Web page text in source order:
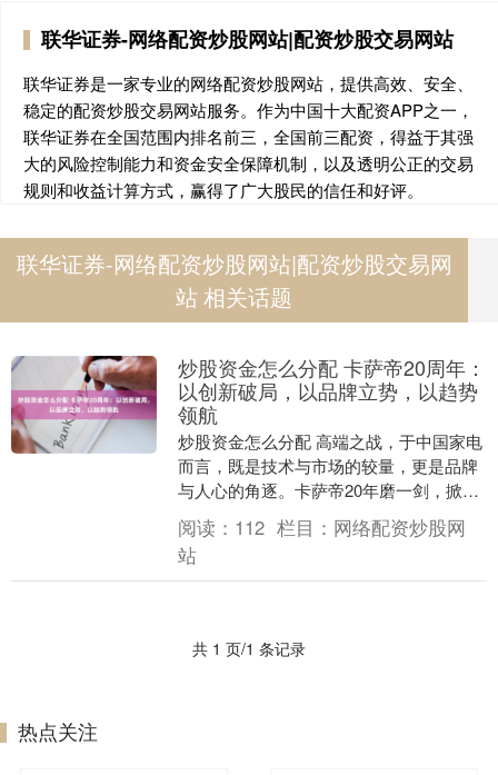
联华证券-网络配资炒股网站|配资炒股交易网站
联华证券是一家专业的网络配资炒股网站，提供高效、安全、
稳定的配资炒股交易网站服务。作为中国十大配资APP之一，
联华证券在全国范围内排名前三，全国前三配资，得益于其强
大的风险控制能力和资金安全保障机制，以及透明公正的交易
规则和收益计算方式，赢得了广大股民的信任和好评。
联华证券-网络配资炒股网站|配资炒股交易网
站 相关话题
炒股资金怎么分配 卡萨帝20周年：
以创新破局，以品牌立势，以趋势
领航
炒股资金怎么分配 高端之战，于中国家电
而言，既是技术与市场的较量，更是品牌
与人心的角逐。卡萨帝20年磨一剑，掀起
了一场席卷全球的家电产业变革，既为行
业开辟了新的....
阅读： 112 栏目： 网络配资炒股网
站
共 1 页/1 条记录
热点关注